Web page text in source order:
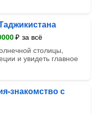
₽ за всё
столицы,
и увидеть главное
знакомство с